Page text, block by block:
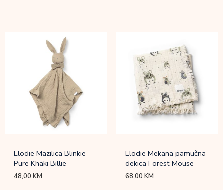
Elodie Mazilica Blinkie
Pure Khaki Billie
48,00KM
Elodie Mekana pamučna
dekica Forest Mouse
68,00KM